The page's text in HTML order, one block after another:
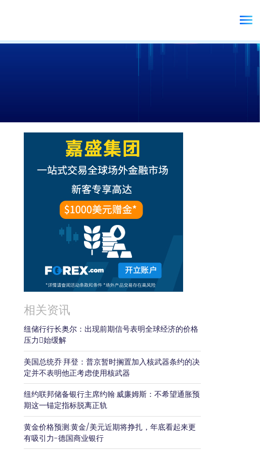
相关资讯
纽储行行长奥尔：出现前期信号表明全球经济的价格
压力𫔭始缓解
美国总统乔·拜登：普京暂时搁置加入核武器条约的决
定并不表明他正考虑使用核武器
纽约联邦储备银行主席约翰·威廉姆斯：不希望通胀预
期这一锚定指标脱离正轨
黄金价格预测:黄金/美元近期将挣扎，年底看起来更
有吸引力-德国商业银行